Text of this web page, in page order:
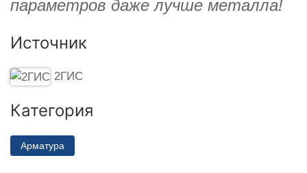
параметров даже лучше металла!
Источник
2ГИС
Категория
Арматура